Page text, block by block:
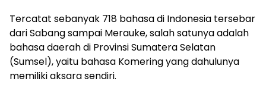
Tercatat sebanyak 718 bahasa di Indonesia tersebar
dari Sabang sampai Merauke, salah satunya adalah
bahasa daerah di Provinsi Sumatera Selatan
(Sumsel), yaitu bahasa Komering yang dahulunya
memiliki aksara sendiri.